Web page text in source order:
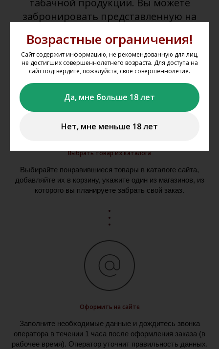
Возрастные ограничения!
Сайт содержит информацию, не рекомендованную для лиц,
не достигших совершеннолетнего возраста. Для доступа на
сайт подтвердите, пожалуйста, свое совершеннолетие.
Да, мне больше 18 лет
Нет, мне меньше 18 лет
табачной продукции. Вы можете
забронировать представленную на
приобрести её в нашем магазине
«Галерея вин» в Казани.
Выбрать товар из каталога
Выбирайте понравившиеся товары в каталоге сайта,
добавляйте их в корзину, укажите один из магазинов, из
которого вы планируете забрать свой заказ.
Оформить на сайте
Заполните необходимые данные и дождитесь звонка
оператора в течении 1 часа после оформления заказа (в
рабочее время). Оператор уточнит правильность данных.